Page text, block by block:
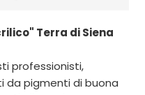
Terra di Siena
professionisti,
da pigmenti di buona